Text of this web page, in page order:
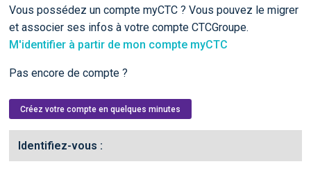
Vous possédez un compte myCTC ? Vous pouvez le migrer
et associer ses infos à votre compte CTCGroupe.
M'identifier à partir de mon compte myCTC
Pas encore de compte ?
Créez votre compte en quelques minutes
Identifiez-vous :